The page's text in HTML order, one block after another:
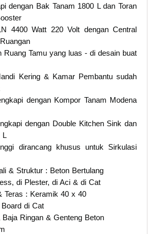
dengan Bak Tanam 1800 L dan Toran
4400 Watt 220 Volt dengan Central
Ruang Tamu yang luas - di desain buat
Kering & Kamar Pembantu sudah
dengan Kompor Tanam Modena
dengan Double Kitchen Sink dan
L
dirancang khusus untuk Sirkulasi
& Struktur : Beton Bertulang
di Plester, di Aci & di Cat
Teras : Keramik 40 x 40
di Cat
Ringan & Genteng Beton